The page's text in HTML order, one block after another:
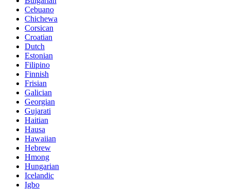
Cebuano
Chichewa
Corsican
Croatian
Dutch
Estonian
Filipino
Finnish
Frisian
Galician
Georgian
Gujarati
Haitian
Hausa
Hawaiian
Hebrew
Hmong
Hungarian
Icelandic
Igbo